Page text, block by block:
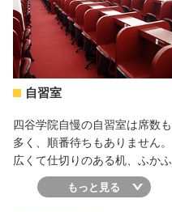
自習室
四谷学院自慢の自習室は席数も
多く、順番待ちもありません。
広くて仕切りのある机、ふかふ
かのクッションチェアで、長時
間の勉強でも集中して取り組め
もっと見る